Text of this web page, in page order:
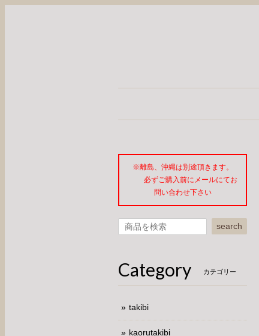
※離島、沖縄は別途頂きます。
必ずご購入前にメールにてお
問い合わせ下さい
search
Category カテゴリー
takibi
kaorutakibi